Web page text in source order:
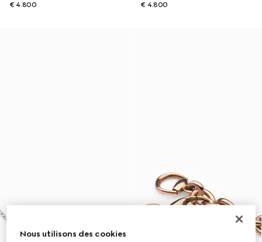
€ 4.800
€ 4.800
Nous utilisons des cookies